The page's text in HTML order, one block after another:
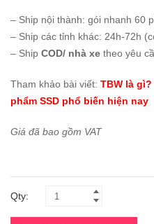
– Ship nội thành: gói nhanh 60
– Ship các tỉnh khác: 24h-72h
– Ship COD/ nhà xe theo yêu
Tham khảo bài viết: TBW là
phẩm SSD phổ biến hiện nay
Giá đã bao gồm VAT
Qty: